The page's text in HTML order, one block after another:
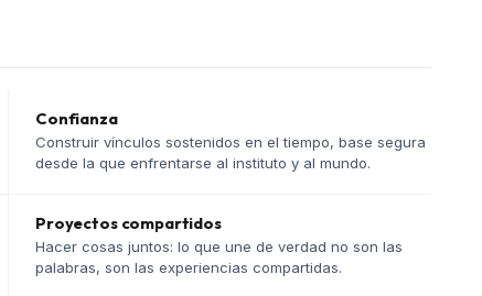
Confianza
Construir vínculos sostenidos en el tiempo, base segura
desde la que enfrentarse al instituto y al mundo.
Proyectos compartidos
Hacer cosas juntos: lo que une de verdad no son las
palabras, son las experiencias compartidas.